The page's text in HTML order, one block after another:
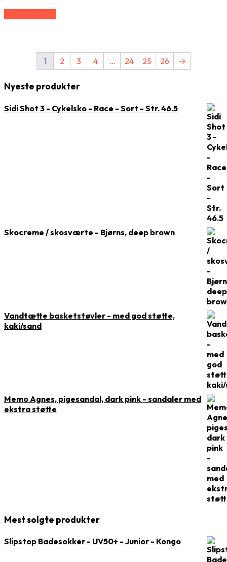
1 2 3 4 … 24 25 26 →
Nyeste produkter
Sidi Shot 3 - Cykelsko - Race - Sort - Str. 46.5
Skocreme / skosværte - Bjørns, deep brown
Vandtætte basketstøvler - med god støtte,
kaki/sand
Memo Agnes, pigesandal, dark pink - sandaler med
ekstra støtte
Mest solgte produkter
Slipstop Badesokker - UV50+ - Junior - Kongo